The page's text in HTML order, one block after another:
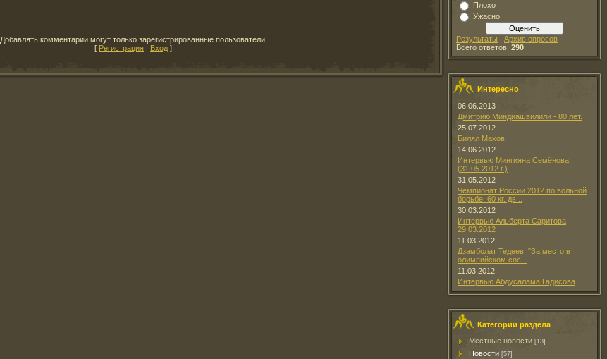
Добавлять комментарии могут только зарегистрированные пользователи.
[ Регистрация | Вход ]
Плохо
Ужасно
Результаты | Архив опросов
Всего ответов: 290
Интересно
06.06.2013
Дмитрию Миндиашвилили - 80 лет.
25.07.2012
Билял Махов
14.06.2012
Интервью Мингияна Семёнова
(31.05.2012 г.)
31.05.2012
Чемпионат России 2012 по вольной
борьбе. 60 кг. дв...
30.03.2012
Интервью Альберта Саритова
29.03.2012
11.03.2012
Дзамболат Тедеев: "За место в
олимпийском сос...
11.03.2012
Интервью Абдусалама Гадисова
Категории раздела
Местные новости [13]
Новости [57]